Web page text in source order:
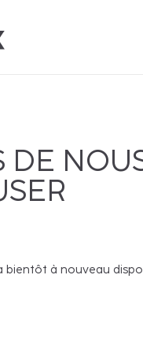
DE
à nouveau